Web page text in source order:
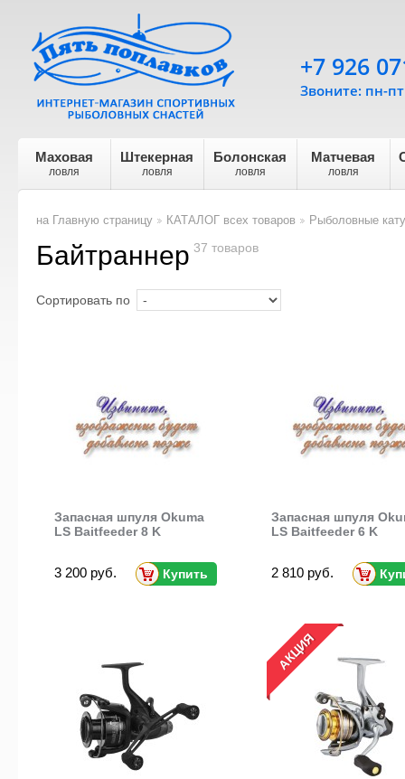
Маховая
ловля
Штекерная
ловля
Болонская
ловля
Матчевая
ловля
+7 926
Звоните: пн-
на Главную страницу
КАТАЛОГ всех товаров
Рыболовные
Байтраннер 37 товаров
Сортировать по
Запасная шпуля Okuma
LS Baitfeeder 8 K
3 200 руб. Купить
Запасная шпуля
LS Baitfeeder 6 K
2 810 руб.
АКЦИЯ